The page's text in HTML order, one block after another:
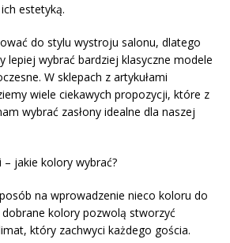
estetyką.
do stylu wystroju salonu, dlatego
lepiej wybrać bardziej klasyczne modele
W sklepach z artykułami
wiele ciekawych propozycji, które z
wybrać zasłony idealne dla naszej
jakie kolory wybrać?
na wprowadzenie nieco koloru do
kolory pozwolą stworzyć
który zachwyci każdego gościa.